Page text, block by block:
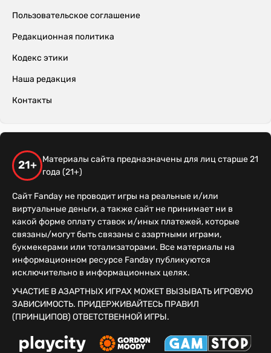
Пользовательское соглашение
Редакционная политика
Кодекс этики
Наша редакция
Контакты
21+
Материалы сайта предназначены для лиц старше 21
года (21+)
Сайт Fanday не проводит игры на реальные и/или
виртуальные деньги, а также сайт не принимает ни в
какой форме оплату ставок и/иных платежей, которые
связаны/могут быть связаны с азартными играми,
букмекерами или тотализаторами. Все материалы на
информационном ресурсе Fanday публикуются
исключительно в информационных целях.
УЧАСТИЕ В АЗАРТНЫХ ИГРАХ МОЖЕТ ВЫЗЫВАТЬ ИГРОВУЮ
ЗАВИСИМОСТЬ. ПРИДЕРЖИВАЙТЕСЬ ПРАВИЛ
(ПРИНЦИПОВ) ОТВЕТСТВЕННОЙ ИГРЫ.